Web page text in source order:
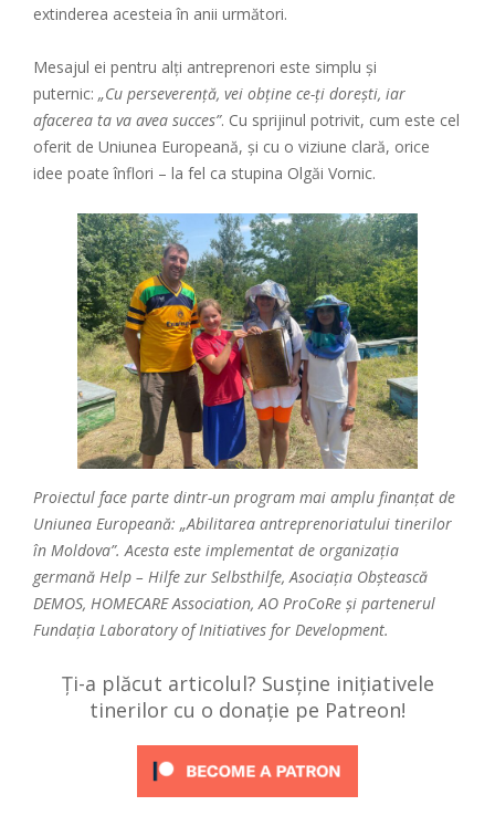
extinderea acesteia în anii următori.
Mesajul ei pentru alți antreprenori este simplu și
puternic: „Cu perseverență, vei obține ce-ți dorești, iar
afacerea ta va avea succes”. Cu sprijinul potrivit, cum este cel
oferit de Uniunea Europeană, și cu o viziune clară, orice
idee poate înflori – la fel ca stupina Olgăi Vornic.
Proiectul face parte dintr-un program mai amplu finanțat de
Uniunea Europeană: „Abilitarea antreprenoriatului tinerilor
în Moldova”. Acesta este implementat de organizația
germană Help – Hilfe zur Selbsthilfe, Asociația Obștească
DEMOS, HOMECARE Association, AO ProCoRe și partenerul
Fundația Laboratory of Initiatives for Development.
Ți-a plăcut articolul? Susține inițiativele
tinerilor cu o donație pe Patreon!